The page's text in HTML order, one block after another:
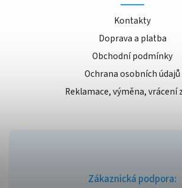
Zákaznická podpora:
Kontakty
Doprava a platba
Obchodní podmínky
Ochrana osobních údajů
Reklamace, výměna, vrácení